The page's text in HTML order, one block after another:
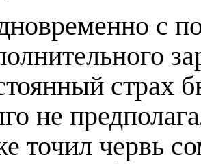
с
страх
не
точил червь